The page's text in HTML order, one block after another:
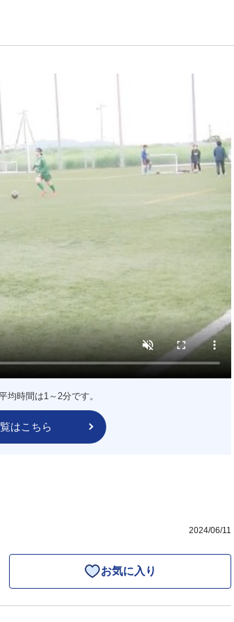
均時間は1～2分です。
はこちら
2024/06/11
お気に入り